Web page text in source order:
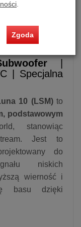
Cable
|
| Specjalna
10 (LSM)to
podstawowym
stanowiąc
Jest to
do
niskich
wierność i
basu dzięki
.
Zgoda